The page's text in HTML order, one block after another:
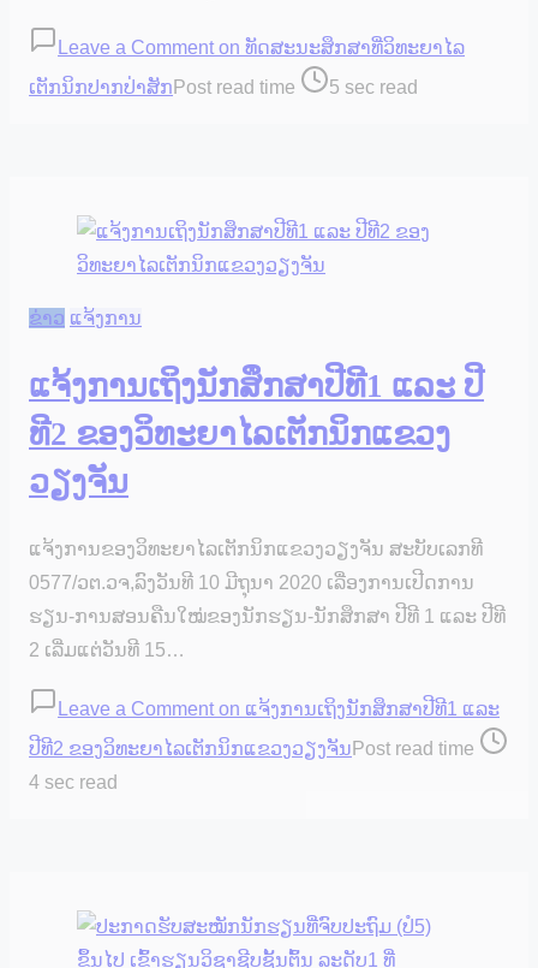
Leave a Comment on ທັດສະນະສຶກສາທີ່ວິທະຍາໄລ
ເຕັກນິກປາກປ່າສັກ Post read time 5 sec read
ຂ່າວ ແຈ້ງການ
ແຈ້ງການເຖິງນັກສຶກສາປີທີ1 ແລະ ປີ
ທີ2 ຂອງວິທະຍາໄລເຕັກນິກແຂວງ
ວຽງຈັນ
ແຈ້ງການຂອງວິທະຍາໄລເຕັກນິກແຂວງວຽງຈັນ ສະບັບເລກທີ
0577/ວຕ.ວຈ,ລົງວັນທີ 10 ມີຖຸນາ 2020 ເລື່ອງການເປີດການ
ຮຽນ-ການສອນຄືນໃໝ່ຂອງນັກຮຽນ-ນັກສຶກສາ ປີທີ 1 ແລະ ປີທີ
2 ເລີ່ມແຕ່ວັນທີ 15…
Leave a Comment on ແຈ້ງການເຖິງນັກສຶກສາປີທີ1 ແລະ
ປີທີ2 ຂອງວິທະຍາໄລເຕັກນິກແຂວງວຽງຈັນ Post read time
4 sec read